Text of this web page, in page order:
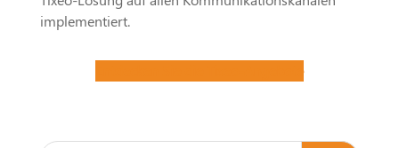
implementiert.